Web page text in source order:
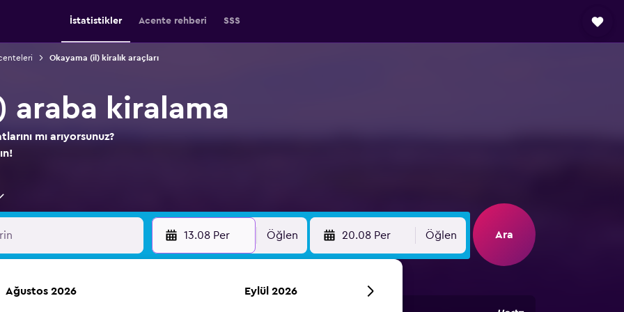
İstatistikler Acente rehberi SSS
Okayama (il) kiralık araçları
araba kiralama
mı arıyorsunuz?
13.08 Per Öğlen 20.08 Per Öğlen Ara
Ağustos 2026 Eylül 2026